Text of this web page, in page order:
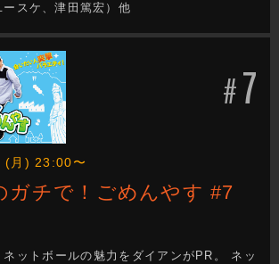
スケ、津田篤宏）他
#7
(月) 23:00〜
ガチで！ごめんやす #7
ットボールの魅力をダイアンがPR。 ネッ